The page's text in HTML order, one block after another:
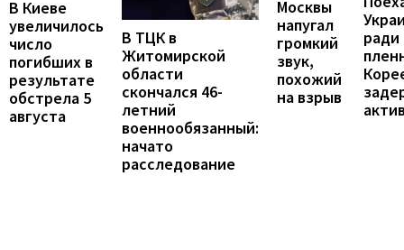
В Киеве
увеличилось
число
погибших в
результате
обстрела 5
августа
В ТЦК в
Житомирской
области
скончался 46-
летний
военнообязанный:
начато
расследование
Москвы
напугал
громкий
звук,
похожий
на взрыв
ради